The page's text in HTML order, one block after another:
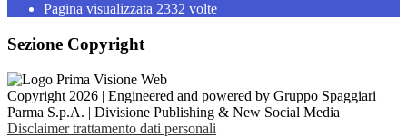
Pagina visualizzata 2332 volte
Sezione Copyright
Copyright 2026 | Engineered and powered by Gruppo Spaggiari
Parma S.p.A. | Divisione Publishing & New Social Media
Disclaimer trattamento dati personali